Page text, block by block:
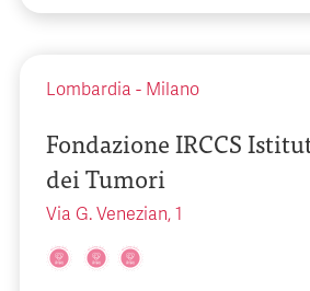
Lombardia - Milano
Fondazione IRCCS
dei Tumori
Via G. Venezian, 1